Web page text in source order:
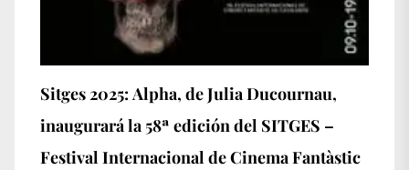
Sitges 2025: Alpha, de Julia Ducournau,
inaugurará la 58ª edición del SITGES –
Festival Internacional de Cinema Fantàstic